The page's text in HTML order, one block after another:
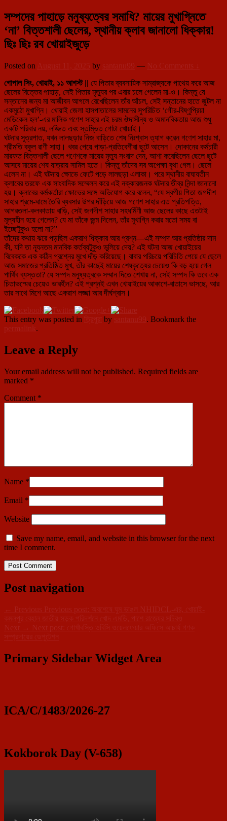
সম্পদের পাহাড়ে মনুষ্যত্বের সমাধি? মায়ের মুখাগ্নিতে
‘না’ বিত্তশালী ছেলের, স্থানীয় ক্লাব জানালো ধিক্কার!
ছিঃ ছিঃ রব খোয়াইজুড়ে
Posted on August 11, 2025 by santanu99 — No Comments ↓
গোপাল সিং, খোয়াই, ১১ আগস্ট || যে পিতার ব্যবসায়িক সাম্রাজ্যকে পাথেয় করে আজ
ছেলের বিত্তের পাহাড়, সেই পিতার মৃত্যুর পর এবার চলে গেলেন মা-ও। কিন্তু যে
সন্তানের জন্য মা আজীবন আগলে রেখেছিলেন তাঁর আঁচল, সেই সন্তানের হাতে জুটল না
একমুঠো মুখাগ্নি। খোয়াই জেলা হাসপাতালের সামনের সুপরিচিত ‘গৌর-বিষ্ণুপ্রিয়া
মেডিকেল হল’-এর মালিক গণেশ সাহার এই চরম ঔদাসীন্য ও অমানবিকতায় আজ শুধু
একটি পরিবার নয়, লজ্জিত এবং স্তম্ভিত গোটা খোয়াই।
ঘটনার সূত্রপাত, যখন লালছড়ার নিজ বাড়িতে শেষ নিঃশ্বাস ত্যাগ করেন গণেশ সাহার মা,
শ্রীমতি বকুল রাণী সাহা। খবর পেয়ে পাড়া-প্রতিবেশীরা ছুটে আসেন। দোকানের কর্মচারী
মারফত বিত্তশালী ছেলে গণেশকে মায়ের মৃত্যু সংবাদ দেন, আশা করেছিলেন ছেলে ছুটে
আসবে মায়ের শেষ যাত্রায় সামিল হতে। কিন্তু তাঁদের সব অপেক্ষা বৃথা গেল। ছেলে
এলেন না। এই ঘটনায় ক্ষোভে ফেটে পড়ে লালছড়া এলাকা। পরে স্থানীয় বাঘাযতীন
ক্লাবের তরফে এক সাংবাদিক সম্মেলন করে এই নক্কারজনক ঘটনার তীব্র নিন্দা জানানো
হয়। ক্লাবের কর্মকর্তারা ক্ষোভের সঙ্গে অভিযোগ করে বলেন, “যে স্বর্গীয় পিতা জগদীশ
সাহার শ্রমে-ঘামে তৈরি ব্যবসার উপর দাঁড়িয়ে আজ গণেশ সাহার এত প্রতিপত্তি,
আগরতলা-কলকাতায় বাড়ি, সেই জগদীশ সাহার সহধর্মিণী আজ ছেলের কাছে এতটাই
মূল্যহীন হয়ে গেলেন? যে মা তাঁকে জন্ম দিলেন, তাঁর মুখাগ্নি করার মতো সময় বা
ইচ্ছেটুকুও হলো না?”
তাঁদের কথায় ঝরে পড়ছিল একরাশ ধিক্কার আর প্রশ্ন—এই সম্পদ আর প্রতিষ্ঠার দাম
কী, যদি তা ন্যূনতম মানবিক কর্তব্যটুকুও ভুলিয়ে দেয়? এই ঘটনা আজ খোয়াইয়ের
বিবেককে এক কঠিন প্রশ্নের মুখে দাঁড় করিয়েছে। বাবার পরিচয়ে পরিচিতি পেয়ে যে ছেলে
আজ সমাজের প্রতিষ্ঠিত মুখ, তাঁর কাছেই মায়ের শেষকৃত্যের চেয়েও কি বড় হয়ে গেল
পার্থিব ব্যস্ততা? যে সম্পদ মনুষ্যত্বকে সম্মান দিতে শেখায় না, সেই সম্পদ কি তবে এক
চিতাভস্মের চেয়েও ভারহীন? এই প্রশ্নই এখন খোয়াইয়ের আকাশে-বাতাসে ভাসছে, আর
তার সাথে মিশে আছে একরাশ লজ্জা আর দীর্ঘশ্বাস।
This entry was posted in ত্রিপুরা by santanu99. Bookmark the
permalink.
Leave a Reply
Your email address will not be published. Required fields are
marked *
Comment *
Name *
Email *
Website
Save my name, email, and website in this browser for the next
time I comment.
Post navigation
← Previous Previous post:
অবশেষে ঘুম ভাঙল NHIDCL-এর, খোয়াই-
কমলপুর বেহাল জাতীয় সড়ক পরিদর্শনে খোদ এমডি, পাশে রাজ্যের সচিবও
Next → Next post:
গোর্খাবস্তি ওবিসি ওয়েলফেয়ার অফিসে আচার্য গণক
সম্প্রদায়ের ডেপুটেশন
Primary Sidebar Widget Area
ICA/C/1483/2026-27
Kokborok Day (V-658)